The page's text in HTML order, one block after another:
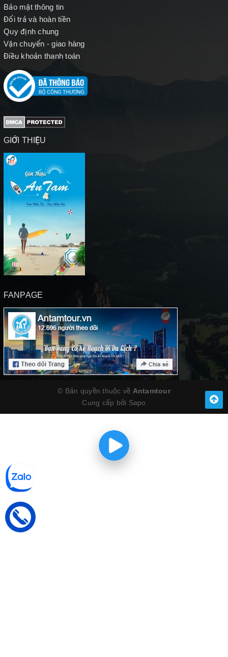
Bảo mật thông tin
Đổi trả và hoàn tiền
Quy định chung
Vận chuyển - giao hàng
Điều khoản thanh toán
GIỚI THIỆU
FANPAGE
© Bản quyền thuộc về Antamtour
Cung cấp bởi Sapo